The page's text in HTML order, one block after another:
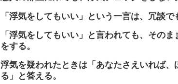
「浮気をしてもいい」という一言は、冗談で
「浮気をしてもいい」と言われても、その
をする。
浮気を疑われたときは「あなたさえいれば、
る」と答える。